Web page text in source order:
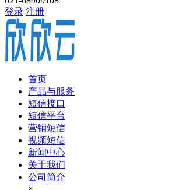
登录 注册
首页
产品与服务
短信接口
短信平台
营销短信
视频短信
新闻中心
关于我们
公司简介